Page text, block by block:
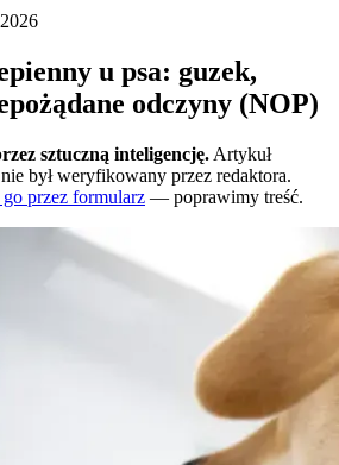
u psa: guzek,
odczyny (NOP)
sztuczną inteligencję. Artykuł
był weryfikowany przez redaktora.
go przez formularz — poprawimy treść.